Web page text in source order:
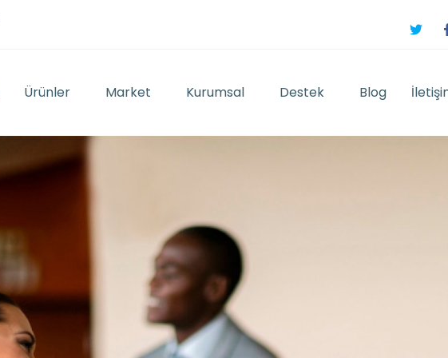
Ürünler Market Kurumsal Destek Blog